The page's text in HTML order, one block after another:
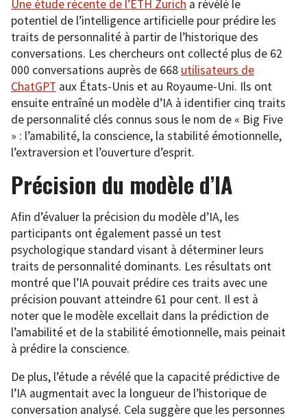
Une étude récente de l’ETH Zurich a révélé le
potentiel de l’intelligence artificielle pour prédire les
traits de personnalité à partir de l’historique des
conversations. Les chercheurs ont collecté plus de 62
000 conversations auprès de 668 utilisateurs de
ChatGPT aux États-Unis et au Royaume-Uni. Ils ont
ensuite entraîné un modèle d’IA à identifier cinq traits
de personnalité clés connus sous le nom de « Big Five
» : l’amabilité, la conscience, la stabilité émotionnelle,
l’extraversion et l’ouverture d’esprit.
Précision du modèle d’IA
Afin d’évaluer la précision du modèle d’IA, les
participants ont également passé un test
psychologique standard visant à déterminer leurs
traits de personnalité dominants. Les résultats ont
montré que l’IA pouvait prédire ces traits avec une
précision pouvant atteindre 61 pour cent. Il est à
noter que le modèle excellait dans la prédiction de
l’amabilité et de la stabilité émotionnelle, mais peinait
à prédire la conscience.
De plus, l’étude a révélé que la capacité prédictive de
l’IA augmentait avec la longueur de l’historique de
conversation analysé. Cela suggère que les personnes